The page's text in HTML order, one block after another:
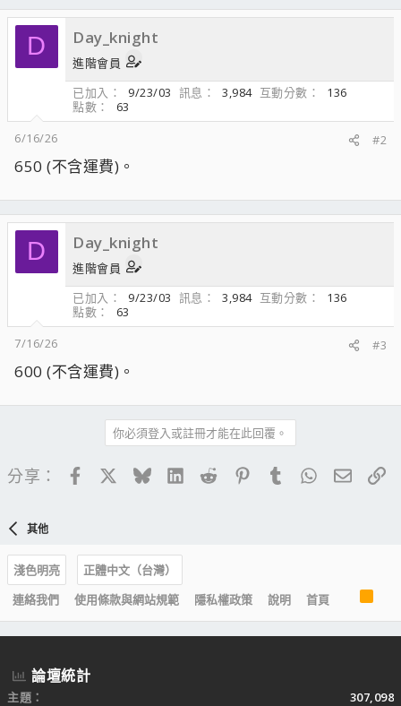
D Day_knight
進階會員
已加入
9/23/03 訊息 3,984 互動分數
136
點數
63
6/16/26
#2
650 (不含運費)。
D Day_knight
進階會員
已加入
9/23/03 訊息 3,984 互動分數
136
點數
63
7/16/26
#3
600 (不含運費)。
你必須登入或註冊才能在此回覆。
分享： FacebookBlueskyLinkedIn
Reddit PinterestTumblrWhatsApp
電子
其他
淺色明亮
正體中文（台灣）
連絡我們
使用條款與網站規範 隱私權政策 說明 首頁
R
S
S
論壇統計
主題
307,098